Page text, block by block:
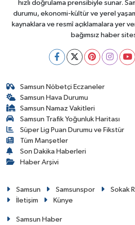
hızlı doğrulama prensibiyle sunar.
durumu, ekonomi-kültür ve yerel
kaynaklara ve resmî açıklamalara yer
bağımsız haber
Samsun Nöbetçi Eczaneler
Samsun Hava Durumu
Samsun Namaz Vakitleri
Samsun Trafik Yoğunluk Haritası
Süper Lig Puan Durumu ve Fikstür
Tüm Manşetler
Son Dakika Haberleri
Haber Arşivi
Samsun Samsunspor Sokak
İletişim
Künye
Samsun Haber